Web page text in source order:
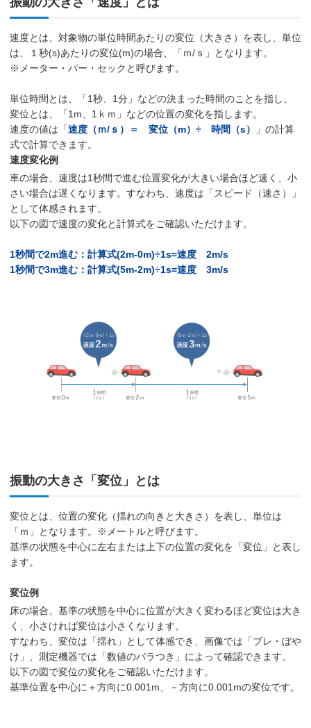
速度とは、対象物の単位時間あたりの変位（大きさ）を表し、単位
は、１秒(s)あたりの変位(m)の場合、「ｍ/ｓ」となります。
※メーター・パー・セックと呼びます。
単位時間とは、「1秒、1分」などの決まった時間のことを指し、
変位とは、「1m、1ｋｍ」などの位置の変化を指します。
速度の値は「速度（ｍ/ｓ）＝ 変位（m）÷ 時間（s）
」の計算
式で計算できます。
速度変化例
車の場合、速度は1秒間で進む位置変化が大きい場合ほど速く、小
さい場合は遅くなります。すなわち、速度は「スピード（速さ）」
として体感されます。
以下の図で速度の変化と計算式をご確認いただけます。
1秒間で2m進む：計算式(2m-0m)÷1s=速度 2m/s
1秒間で3m進む：計算式(5m-2m)÷1s=速度 3m/s
振動の大きさ「変位」とは
変位とは、位置の変化（揺れの向きと大きさ）を表し、単位は
「ｍ」となります。※メートルと呼びます。
基準の状態を中心に左右または上下の位置の変化を「変位」と表し
ます。
変位例
床の場合、基準の状態を中心に位置が大きく変わるほど変位は大き
く、小さければ変位は小さくなります。
すなわち、変位は「揺れ」として体感でき、画像では「ブレ・ぼや
け」、測定機器では「数値のバラつき」によって確認できます。
以下の図で変位の変化をご確認いただけます。
基準位置を中心に＋方向に0.001m、－方向に0.001mの変位です。